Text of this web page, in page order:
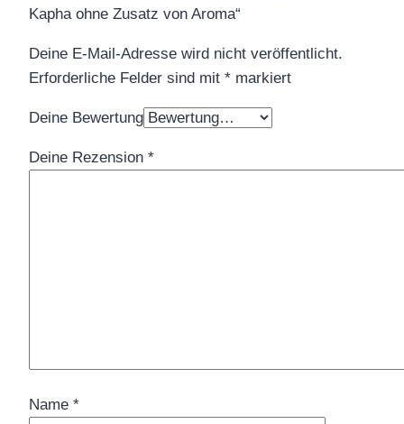
Kapha ohne Zusatz von Aroma“
Deine E-Mail-Adresse wird nicht veröffentlicht.
Erforderliche Felder sind mit * markiert
Deine Bewertung
Deine Rezension *
Name *